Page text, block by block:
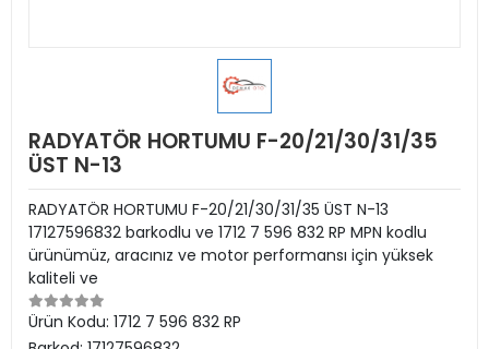
RADYATÖR HORTUMU F-20/21/30/31/35
ÜST N-13
RADYATÖR HORTUMU F-20/21/30/31/35 ÜST N-13
17127596832 barkodlu ve 1712 7 596 832 RP MPN kodlu
ürünümüz, aracınız ve motor performansı için yüksek
kaliteli ve
Ürün Kodu: 1712 7 596 832 RP